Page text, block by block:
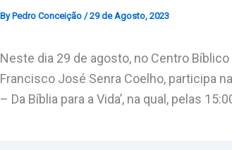
By Pedro Conceição /29 de Agosto, 2023
Neste dia 29 de agosto, no Centro
Francisco José Senra Coelho, participa
– Da Bíblia para a Vida’, na qual, pelas